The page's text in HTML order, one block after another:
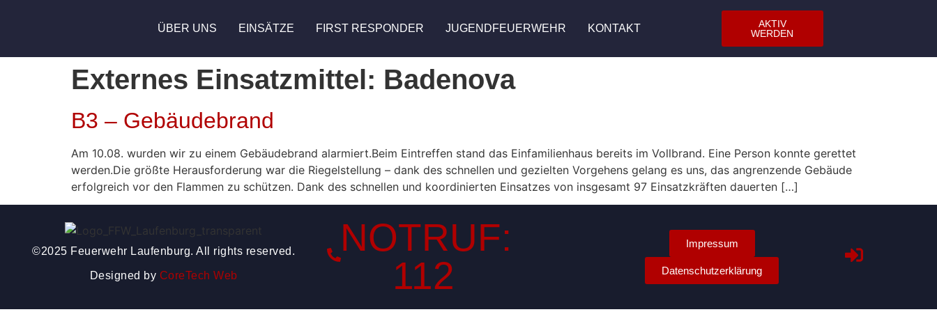
ÜBER UNS EINSÄTZE FIRST RESPONDER JUGENDFEUERWEHR KONTAKT
AKTIV
WERDEN
Externes Einsatzmittel: Badenova
B3 – Gebäudebrand
Am 10.08. wurden wir zu einem Gebäudebrand alarmiert.Beim Eintreffen stand das Einfamilienhaus bereits im Vollbrand. Eine Person konnte gerettet
werden.Die größte Herausforderung war die Riegelstellung – dank des schnellen und gezielten Vorgehens gelang es uns, das angrenzende Gebäude
erfolgreich vor den Flammen zu schützen. Dank des schnellen und koordinierten Einsatzes von insgesamt 97 Einsatzkräften dauerten […]
©2025 Feuerwehr Laufenburg. All rights reserved.
Designed by CoreTech Web
NOTRUF:
112
Impressum
Datenschutzerklärung